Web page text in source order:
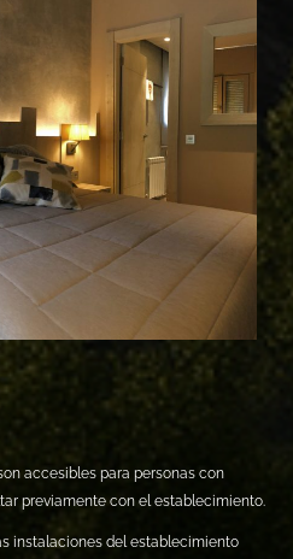
accesibles para personas con
previamente con el establecimiento.
instalaciones del establecimiento